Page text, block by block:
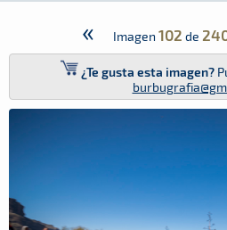
« Imagen 102 de
¿Te gusta esta imagen?